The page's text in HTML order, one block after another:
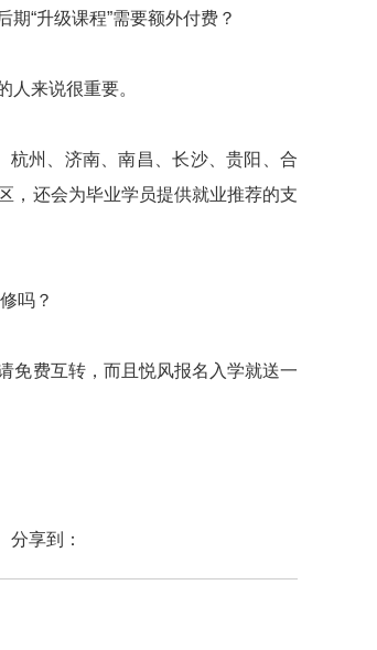
“升级课程”需要额外付费？
来说很重要。
杭州、济南、南昌、长沙、贵阳、合
，还会为毕业学员提供就业推荐的支
吗？
免费互转，而且悦风报名入学就送一
分享到：